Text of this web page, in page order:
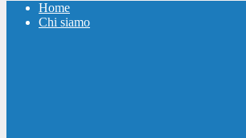
Home
Chi siamo